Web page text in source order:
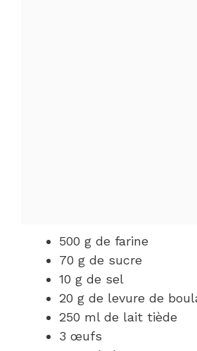
500 g de farine
70 g de sucre
10 g de sel
20 g de levure de
250 ml de lait tiède
3 œufs